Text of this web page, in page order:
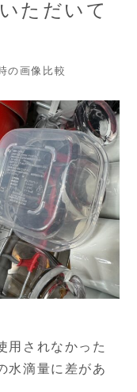
ただいて
の画像比較
用されなかった
水滴量に差があ